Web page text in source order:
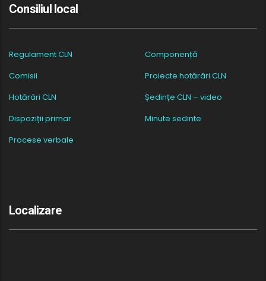
Consiliul local
Regulament CLN
Componență
Comisii
Proiecte hotărâri CLN
Hotărâri CLN
Ședințe CLN – video
Dispoziții primar
Minute sedinte
Procese verbale
Localizare